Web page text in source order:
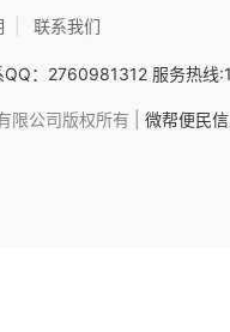
联系我们
QQ：2760981312 服务热线
公司版权所有 | 微帮便民